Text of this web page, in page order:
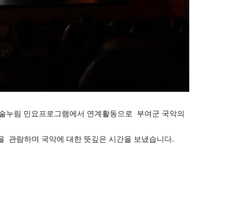
누림 민요프로그램에서 연계활동으로 부여군 국악의
관람하며 국악에 대한 뜻깊은 시간을 보냈습니다.